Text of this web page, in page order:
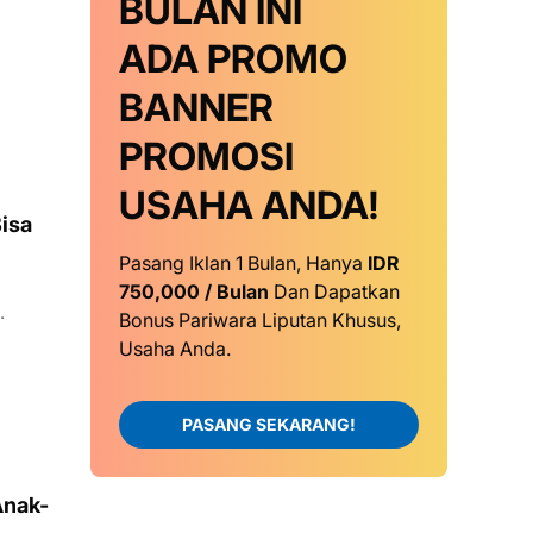
BULAN INI
ADA PROMO
BANNER
PROMOSI
USAHA ANDA!
Pasang Iklan 1 Bulan, Hanya IDR
750,000 / Bulan Dan Dapatkan
Bonus Pariwara Liputan Khusus,
Usaha Anda.
PASANG SEKARANG!